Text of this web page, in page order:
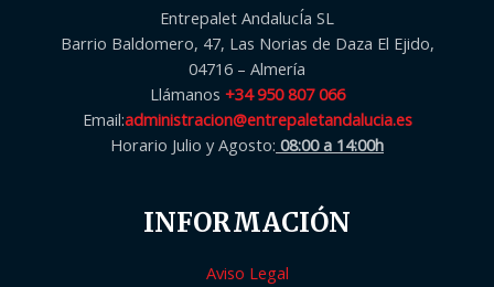
Entrepalet AndalucÍa SL
Barrio Baldomero, 47, Las Norias de Daza El Ejido,
04716 – Almería
Llámanos +34 950 807 066
Email:administracion@entrepaletandalucia.es
Horario Julio y Agosto: 08:00 a 14:00h
INFORMACIÓN
Aviso Legal